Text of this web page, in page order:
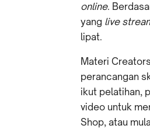
online.
yang live
lipat.
Materi
perancangan
ikut pelatihan,
video untuk
Shop, atau